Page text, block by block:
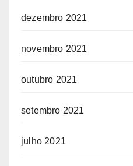
dezembro 2021
novembro 2021
outubro 2021
setembro 2021
julho 2021